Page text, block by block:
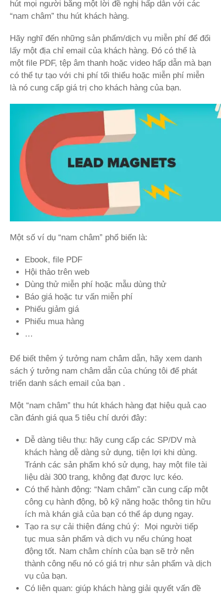
hút mọi người bằng một lời đề nghị hấp dẫn với các
“nam châm” thu hút khách hàng.
Hãy nghĩ đến những sản phẩm/dịch vụ miễn phí để đổi
lấy một địa chỉ email của khách hàng. Đó có thể là
một file PDF, tệp âm thanh hoặc video hấp dẫn mà bạn
có thể tự tạo với chi phí tối thiểu hoặc miễn phí miễn
là nó cung cấp giá trị cho khách hàng của bạn.
Một số ví dụ “nam châm” phổ biến là:
Ebook, file PDF
Hội thảo trên web
Dùng thử miễn phí hoặc mẫu dùng thử
Báo giá hoặc tư vấn miễn phí
Phiếu giảm giá
Phiếu mua hàng
…
Để biết thêm ý tưởng nam châm dẫn, hãy xem danh
sách ý tưởng nam châm dẫn của chúng tôi để phát
triển danh sách email của bạn .
Một “nam châm” thu hút khách hàng đạt hiệu quả cao
cần đánh giá qua 5 tiêu chí dưới đây:
Dễ dàng tiêu thụ: hãy cung cấp các SP/DV mà
khách hàng dễ dàng sử dụng, tiện lợi khi dùng.
Tránh các sản phẩm khó sử dụng, hay một file tài
liệu dài 300 trang, không đạt được lực kéo.
Có thể hành động: “Nam châm” cần cung cấp một
công cụ hành động, bộ kỹ năng hoặc thông tin hữu
ích mà khán giả của bạn có thể áp dụng ngay.
Tạo ra sự cải thiện đáng chú ý: Mọi người tiếp
tục mua sản phẩm và dịch vụ nếu chúng hoạt
động tốt. Nam châm chính của bạn sẽ trở nên
thành công nếu nó có giá trị như sản phẩm và dịch
vụ của bạn.
Có liên quan: giúp khách hàng giải quyết vấn đề